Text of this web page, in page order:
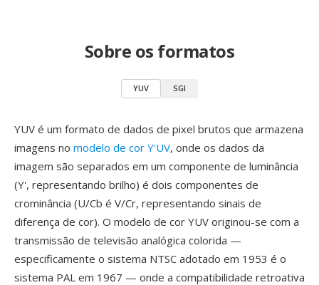
Sobre os formatos
YUV SGI
YUV é um formato de dados de pixel brutos que armazena
imagens no modelo de cor Y'UV, onde os dados da
imagem são separados em um componente de luminância
(Y', representando brilho) é dois componentes de
crominância (U/Cb é V/Cr, representando sinais de
diferença de cor). O modelo de cor YUV originou-se com a
transmissão de televisão analógica colorida —
especificamente o sistema NTSC adotado em 1953 é o
sistema PAL em 1967 — onde a compatibilidade retroativa